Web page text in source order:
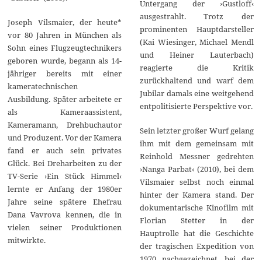
Joseph Vilsmaier, der heute*
vor 80 Jahren in München als
Sohn eines Flugzeugtechnikers
geboren wurde, begann als 14-
jähriger bereits mit einer
kameratechnischen
Ausbildung. Später arbeitete er
als Kameraassistent,
Kameramann, Drehbuchautor
und Produzent. Vor der Kamera
fand er auch sein privates
Glück. Bei Dreharbeiten zu der
TV-Serie ›Ein Stück Himmel‹
lernte er Anfang der 1980er
Jahre seine spätere Ehefrau
Dana Vavrova kennen, die in
vielen seiner Produktionen
mitwirkte.
Untergang der ›Gustloff‹
ausgestrahlt. Trotz der
prominenten Hauptdarsteller
(Kai Wiesinger, Michael Mendl
und Heiner Lauterbach)
reagierte die Kritik
zurückhaltend und warf dem
Jubilar damals eine weitgehend
entpolitisierte Perspektive vor.
Sein letzter großer Wurf gelang
ihm mit dem gemeinsam mit
Reinhold Messner gedrehten
›Nanga Parbat‹ (2010), bei dem
Vilsmaier selbst noch einmal
hinter der Kamera stand. Der
dokumentarische Kinofilm mit
Florian Stetter in der
Hauptrolle hat die Geschichte
der tragischen Expedition von